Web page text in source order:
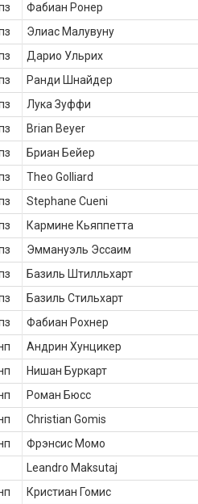
Фабиан Ронер
Элиас Малувуну
Дарио Ульрих
Ранди Шнайдер
Лука Зуффи
Brian Beyer
Бриан Бейер
Theo Golliard
Stephane Cueni
Кармине Кьяппетта
Эммануэль Эссаим
Базиль Штилльхарт
Базиль Стильхарт
Фабиан Рохнер
Андрин Хунцикер
Нишан Буркарт
Роман Бюсс
Christian Gomis
Фрэнсис Момо
Leandro Maksutaj
Кристиан Гомис